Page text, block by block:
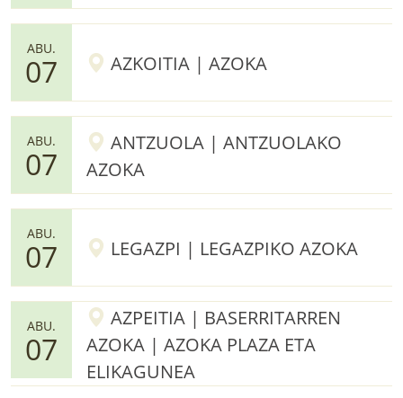
ABU.
07 AZKOITIA | AZOKA
ABU.
07
ANTZUOLA | ANTZUOLAKO
AZOKA
ABU.
07 LEGAZPI | LEGAZPIKO AZOKA
ABU.
07
AZPEITIA | BASERRITARREN
AZOKA | AZOKA PLAZA ETA
ELIKAGUNEA